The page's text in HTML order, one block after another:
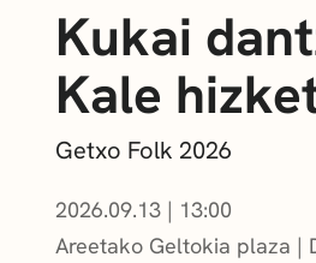
Kukai
Kale
Getxo Folk 2026
2026.09.13 | 13:00
Areetako Geltokia plaza